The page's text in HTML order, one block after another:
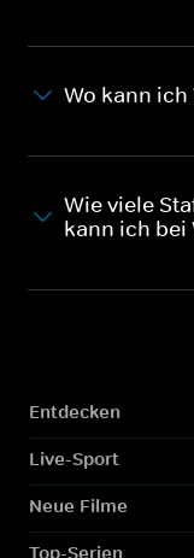
Wo kann ich
Wie viele
kann ich bei
Entdecken
Live-Sport
Neue Filme
Top-Serien